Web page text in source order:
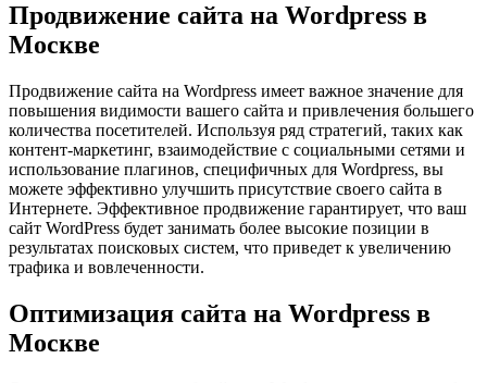
Продвижение сайта на Wordpress в
Москве
Продвижение сайта на Wordpress имеет важное значение для
повышения видимости вашего сайта и привлечения большего
количества посетителей. Используя ряд стратегий, таких как
контент-маркетинг, взаимодействие с социальными сетями и
использование плагинов, специфичных для Wordpress, вы
можете эффективно улучшить присутствие своего сайта в
Интернете. Эффективное продвижение гарантирует, что ваш
сайт WordPress будет занимать более высокие позиции в
результатах поисковых систем, что приведет к увеличению
трафика и вовлеченности.
Оптимизация сайта на Wordpress в
Москве